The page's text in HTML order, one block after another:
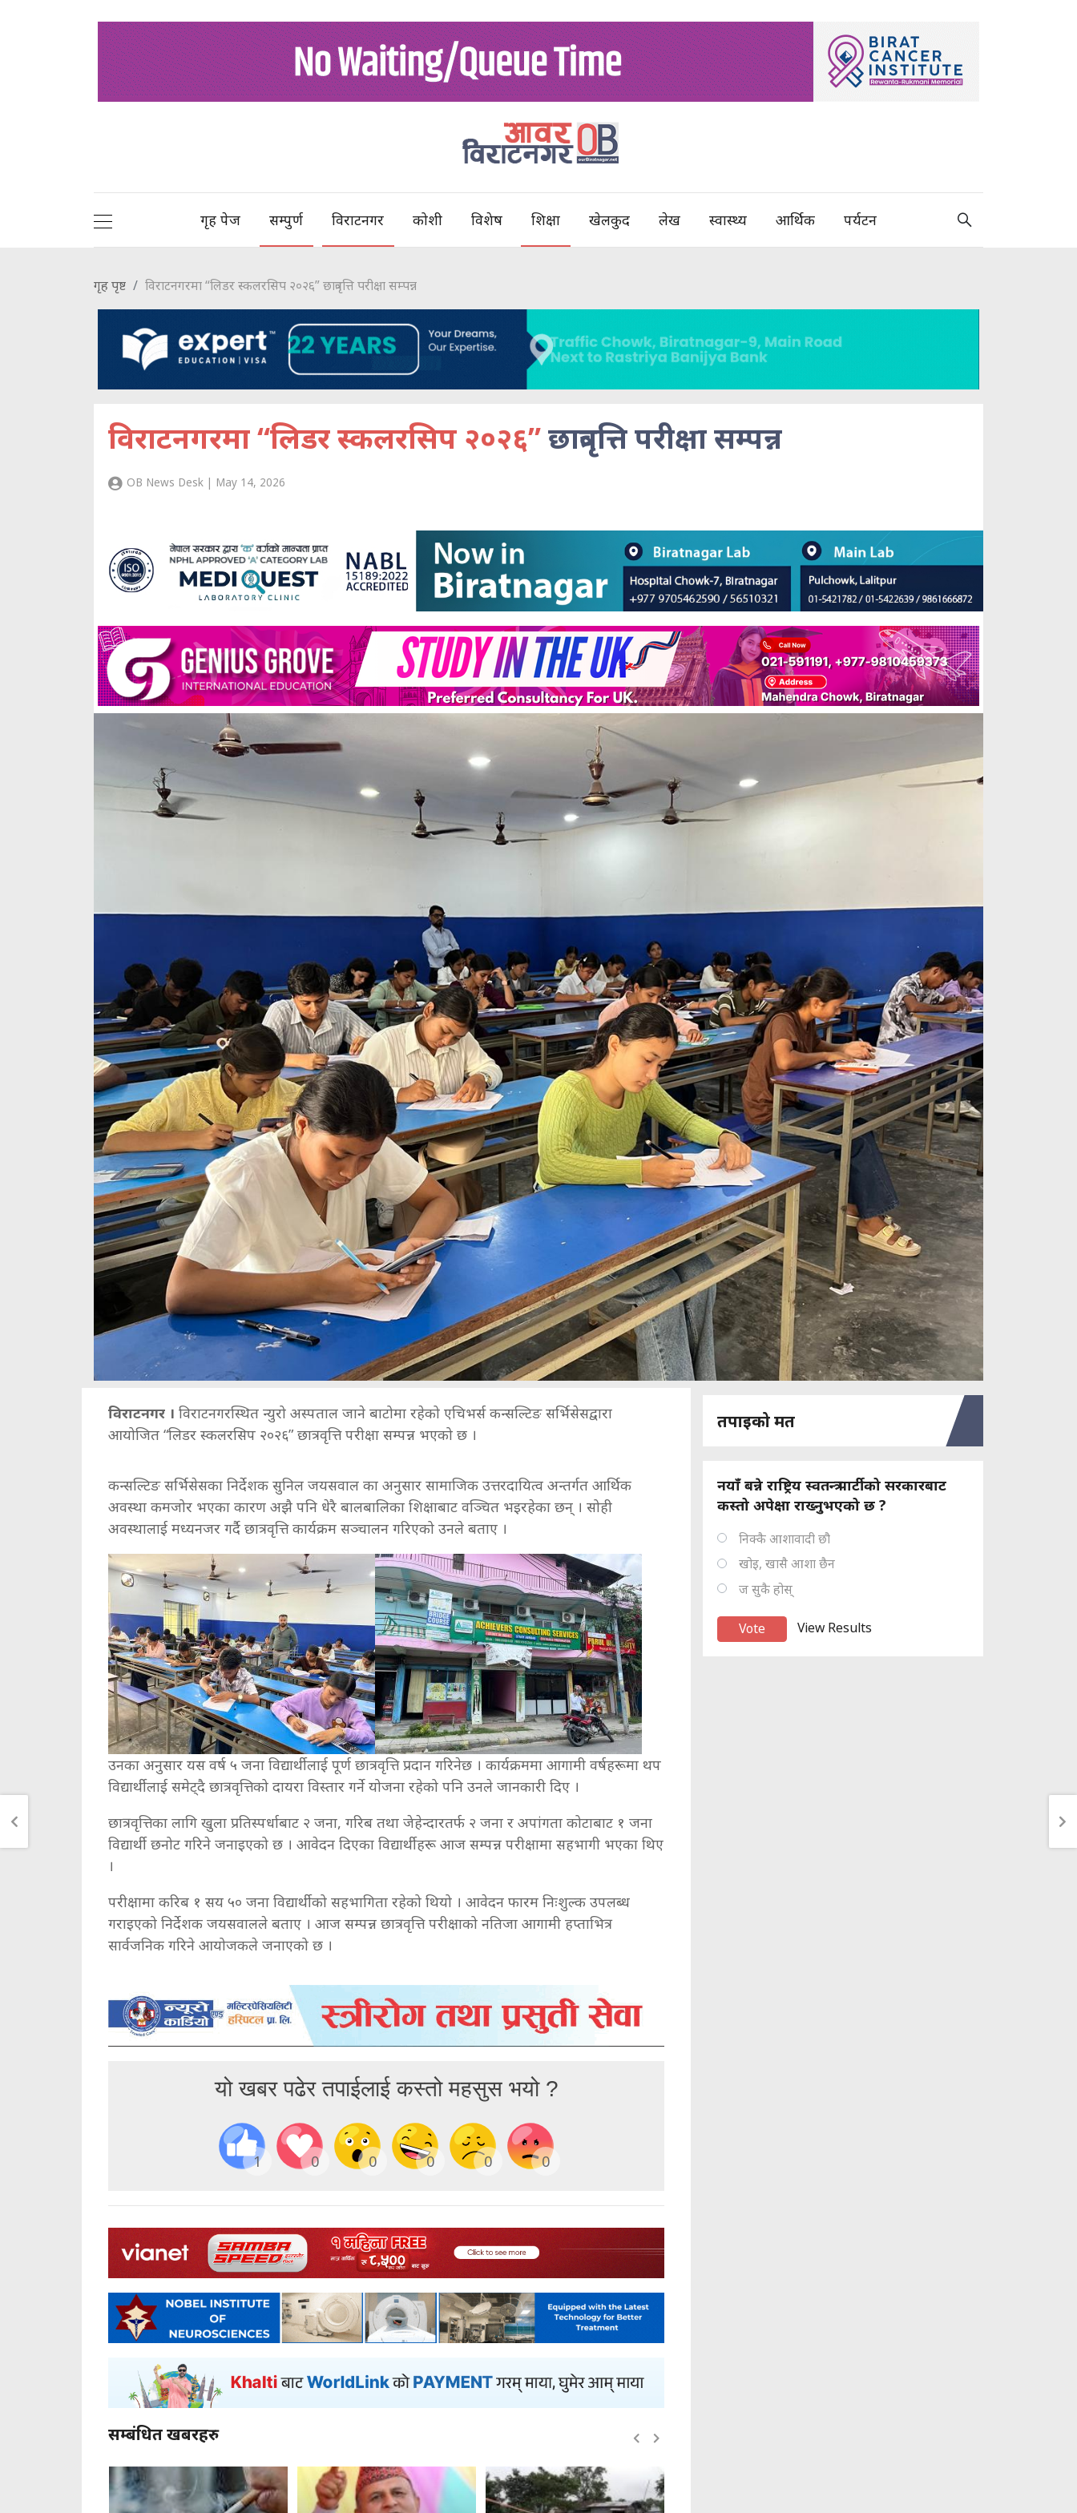
गृह पेज सम्पुर्ण विराटनगर कोशी विशेष शिक्षा खेलकुद लेख स्वास्थ्य आर्थिक पर्यटन
गृह पृष्ट विराटनगरमा “लिडर स्कलरसिप २०२६” छात्रवृत्ति परीक्षा सम्पन्न
विराटनगरमा “लिडर स्कलरसिप २०२६”छात्रवृत्ति परीक्षा सम्पन्न
OB News Desk | May 14, 2026
विराटनगर । विराटनगरस्थित न्युरो अस्पताल जाने बाटोमा रहेको एचिभर्स कन्सल्टिङ सर्भिसेसद्वारा
आयोजित “लिडर स्कलरसिप २०२६” छात्रवृत्ति परीक्षा सम्पन्न भएको छ ।
कन्सल्टिङ सर्भिसेसका निर्देशक सुनिल जयसवाल का अनुसार सामाजिक उत्तरदायित्व अन्तर्गत आर्थिक
अवस्था कमजोर भएका कारण अझै पनि धेरै बालबालिका शिक्षाबाट वञ्चित भइरहेका छन् । सोही
अवस्थालाई मध्यनजर गर्दै छात्रवृत्ति कार्यक्रम सञ्चालन गरिएको उनले बताए ।
उनका अनुसार यस वर्ष ५ जना विद्यार्थीलाई पूर्ण छात्रवृत्ति प्रदान गरिनेछ । कार्यक्रममा आगामी वर्षहरूमा थप
विद्यार्थीलाई समेट्दै छात्रवृत्तिको दायरा विस्तार गर्ने योजना रहेको पनि उनले जानकारी दिए ।
छात्रवृत्तिका लागि खुला प्रतिस्पर्धाबाट २ जना, गरिब तथा जेहेन्दारतर्फ २ जना र अपांगता कोटाबाट १ जना
विद्यार्थी छनोट गरिने जनाइएको छ । आवेदन दिएका विद्यार्थीहरू आज सम्पन्न परीक्षामा सहभागी भएका थिए
।
परीक्षामा करिब १ सय ५० जना विद्यार्थीको सहभागिता रहेको थियो । आवेदन फारम निःशुल्क उपलब्ध
गराइएको निर्देशक जयसवालले बताए । आज सम्पन्न छात्रवृत्ति परीक्षाको नतिजा आगामी हप्ताभित्र
सार्वजनिक गरिने आयोजकले जनाएको छ ।
यो खबर पढेर तपाईलाई कस्तो महसुस भयो ?
1 0 0 0 0 0
सम्बंधित खबरहरु
तपाइको मत
नयाँ बन्ने राष्ट्रिय स्वतन्त्र पार्टीको सरकारबाट
कस्तो अपेक्षा राख्नुभएको छ ?
निक्कै आशावादी छौ
खोइ, खासै आशा छैन
ज सुकै होस्
View Results